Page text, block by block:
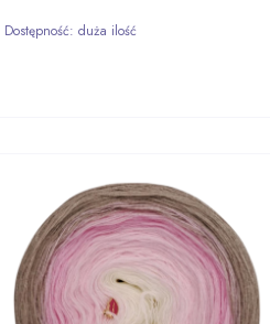
Dostępność: duża ilość